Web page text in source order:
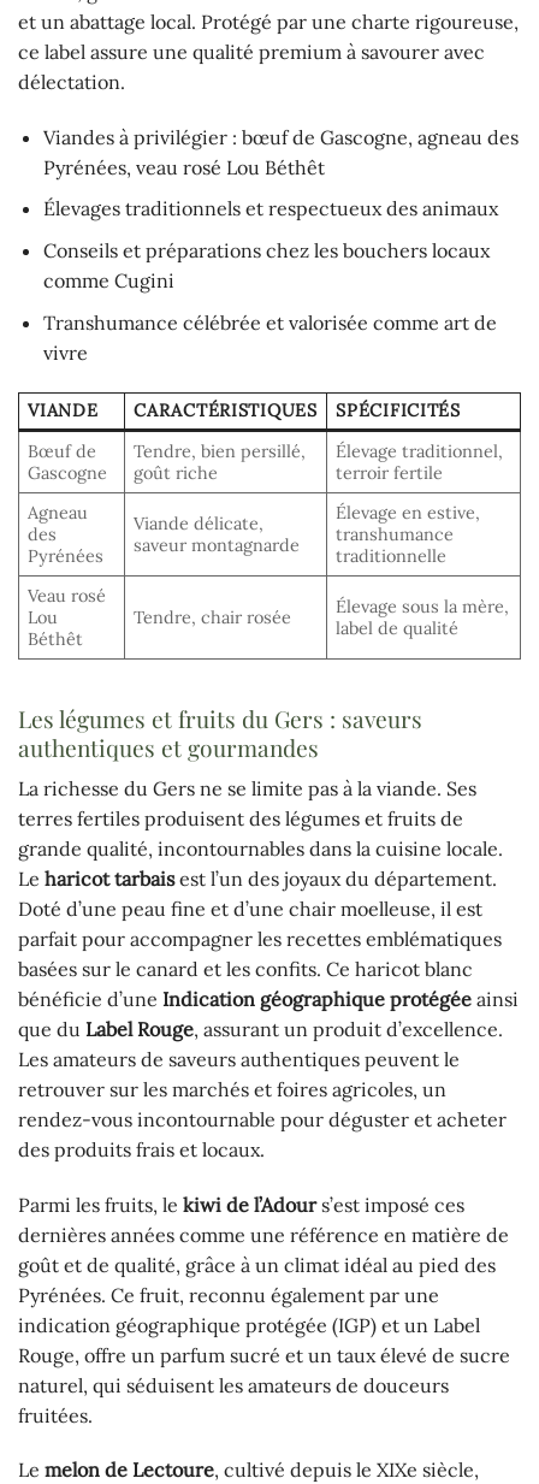
et un abattage local. Protégé par une charte rigoureuse,
ce label assure une qualité premium à savourer avec
délectation.
Viandes à privilégier : bœuf de Gascogne, agneau des
Pyrénées, veau rosé Lou Béthêt
Élevages traditionnels et respectueux des animaux
Conseils et préparations chez les bouchers locaux
comme Cugini
Transhumance célébrée et valorisée comme art de
vivre
VIANDE CARACTÉRISTIQUES
SPÉCIFICITÉS
Bœuf de
Gascogne
Tendre, bien persillé,
goût riche
Élevage traditionnel,
terroir fertile
Agneau
des
Pyrénées
Viande délicate,
saveur montagnarde
Élevage en estive,
transhumance
traditionnelle
Veau rosé
Lou
Béthêt
Tendre, chair rosée
Élevage sous la mère,
label de qualité
Les légumes et fruits du Gers : saveurs
authentiques et gourmandes
La richesse du Gers ne se limite pas à la viande. Ses
terres fertiles produisent des légumes et fruits de
grande qualité, incontournables dans la cuisine locale.
Le haricot tarbaisest l’un des joyaux du département.
Doté d’une peau fine et d’une chair moelleuse, il est
parfait pour accompagner les recettes emblématiques
basées sur le canard et les confits. Ce haricot blanc
bénéficie d’une Indication géographique protégée ainsi
que du Label Rouge, assurant un produit d’excellence.
Les amateurs de saveurs authentiques peuvent le
retrouver sur les marchés et foires agricoles, un
rendez-vous incontournable pour déguster et acheter
des produits frais et locaux.
Parmi les fruits, le kiwi de l’Adours’est imposé ces
dernières années comme une référence en matière de
goût et de qualité, grâce à un climat idéal au pied des
Pyrénées. Ce fruit, reconnu également par une
indication géographique protégée (IGP) et un Label
Rouge, offre un parfum sucré et un taux élevé de sucre
naturel, qui séduisent les amateurs de douceurs
fruitées.
Le melon de Lectoure, cultivé depuis le XIXe siècle,